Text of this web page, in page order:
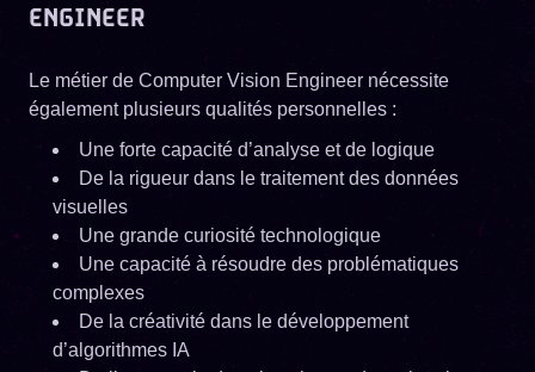
ENGINEER
Le métier de Computer Vision Engineer nécessite
également plusieurs qualités personnelles :
Une forte capacité d’analyse et de logique
De la rigueur dans le traitement des données
visuelles
Une grande curiosité technologique
Une capacité à résoudre des problématiques
complexes
De la créativité dans le développement
d’algorithmes IA